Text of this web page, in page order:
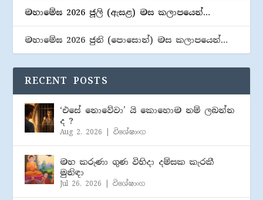
මහාමේඝ 2026 ජූලි (​ඇසළ) මස කලාපයෙන්…
මහාමේඝ 2026 ජුනි (​පොසොන්) මස කලාපයෙන්…
RECENT POSTS
‘එසේ නොවේවා’ යි කොහොම නම් ලබන්න
ද ?
Aug 2, 2026 |විශේෂාංග
මහ කරුණා ගුණ විහිදා දම්සක කැරකී
මුනිඳා
Jul 26, 2026 |විශේෂාංග